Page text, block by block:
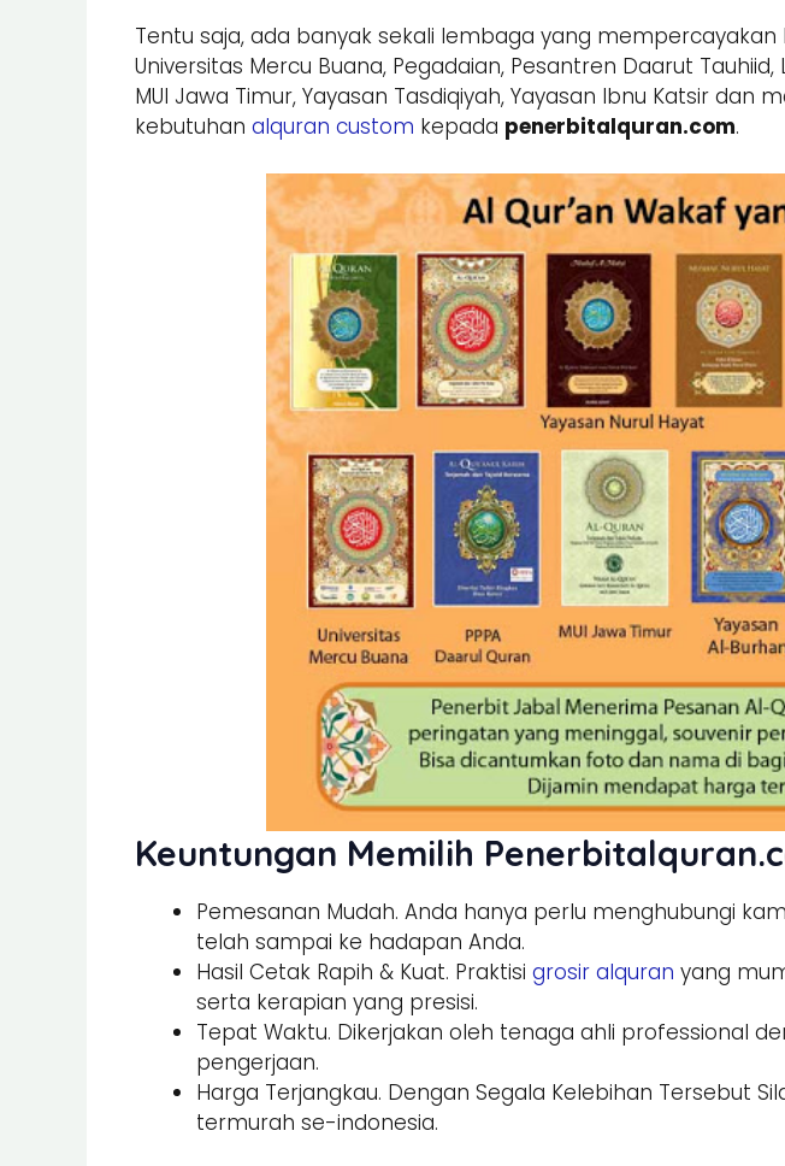
Tentu saja, ada banyak sekali lembaga yang mempercayakan
Universitas Mercu Buana, Pegadaian, Pesantren Daarut
MUI Jawa Timur, Yayasan Tasdiqiyah, Yayasan Ibnu Katsir
kebutuhan alquran custom kepada penerbitalquran.com.
Keuntungan Memilih
Pemesanan Mudah. Anda hanya perlu menghubungi
telah sampai ke hadapan Anda.
Hasil Cetak Rapih & Kuat. Praktisi grosir alquran yang
serta kerapian yang presisi.
Tepat Waktu. Dikerjakan oleh tenaga ahli professional
pengerjaan.
Harga Terjangkau. Dengan Segala Kelebihan Tersebut
termurah se-indonesia.